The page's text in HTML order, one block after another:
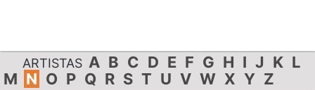
ARTISTAS A B C D E F G H I J K L
M N O P Q R S T U V W X Y Z